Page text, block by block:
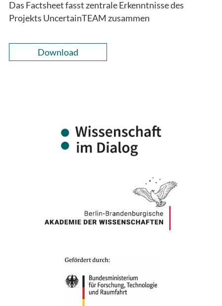
Das Factsheet fasst zentrale Erkenntnisse des
Projekts UncertainTEAM zusammen
Download